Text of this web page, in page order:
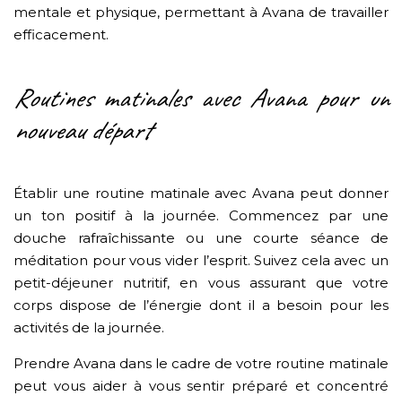
mentale et physique, permettant à Avana de travailler
efficacement.
Routines matinales avec Avana pour un
nouveau départ
Établir une routine matinale avec Avana peut donner
un ton positif à la journée. Commencez par une
douche rafraîchissante ou une courte séance de
méditation pour vous vider l’esprit. Suivez cela avec un
petit-déjeuner nutritif, en vous assurant que votre
corps dispose de l’énergie dont il a besoin pour les
activités de la journée.
Prendre Avana dans le cadre de votre routine matinale
peut vous aider à vous sentir préparé et concentré